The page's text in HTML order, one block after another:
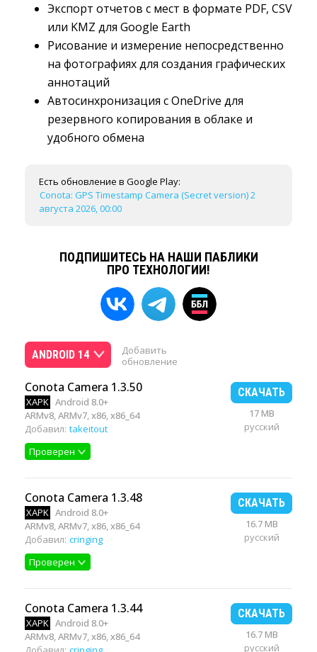
Экспорт отчетов с мест в формате PDF, CSV
или KMZ для Google Earth
Рисование и измерение непосредственно
на фотографиях для создания графических
аннотаций
Автосинхронизация с OneDrive для
резервного копирования в облаке и
удобного обмена
Есть обновление в Google Play:
Conota: GPS Timestamp Camera (Secret version) 2
августа 2026, 00:00
ПОДПИШИТЕСЬ НА НАШИ ПАБЛИКИ
ПРО ТЕХНОЛОГИИ!
ANDROID 14
Добавить
обновление
Conota Camera 1.3.50
XAPK Android 8.0+
ARMv8, ARMv7, x86, x86_64
Добавил: takeitout
Проверен
СКАЧАТЬ
17 MB
русский
Conota Camera 1.3.48
XAPK Android 8.0+
ARMv8, ARMv7, x86, x86_64
Добавил: cringing
Проверен
СКАЧАТЬ
16.7 MB
русский
Conota Camera 1.3.44
XAPK Android 8.0+
ARMv8, ARMv7, x86, x86_64
СКАЧАТЬ
16.7 MB
русский